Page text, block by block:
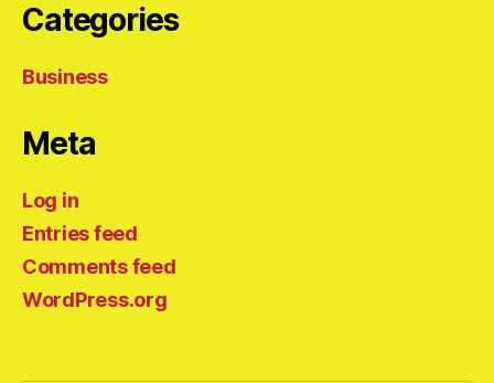
Categories
Business
Meta
Log in
Entries feed
Comments feed
WordPress.org